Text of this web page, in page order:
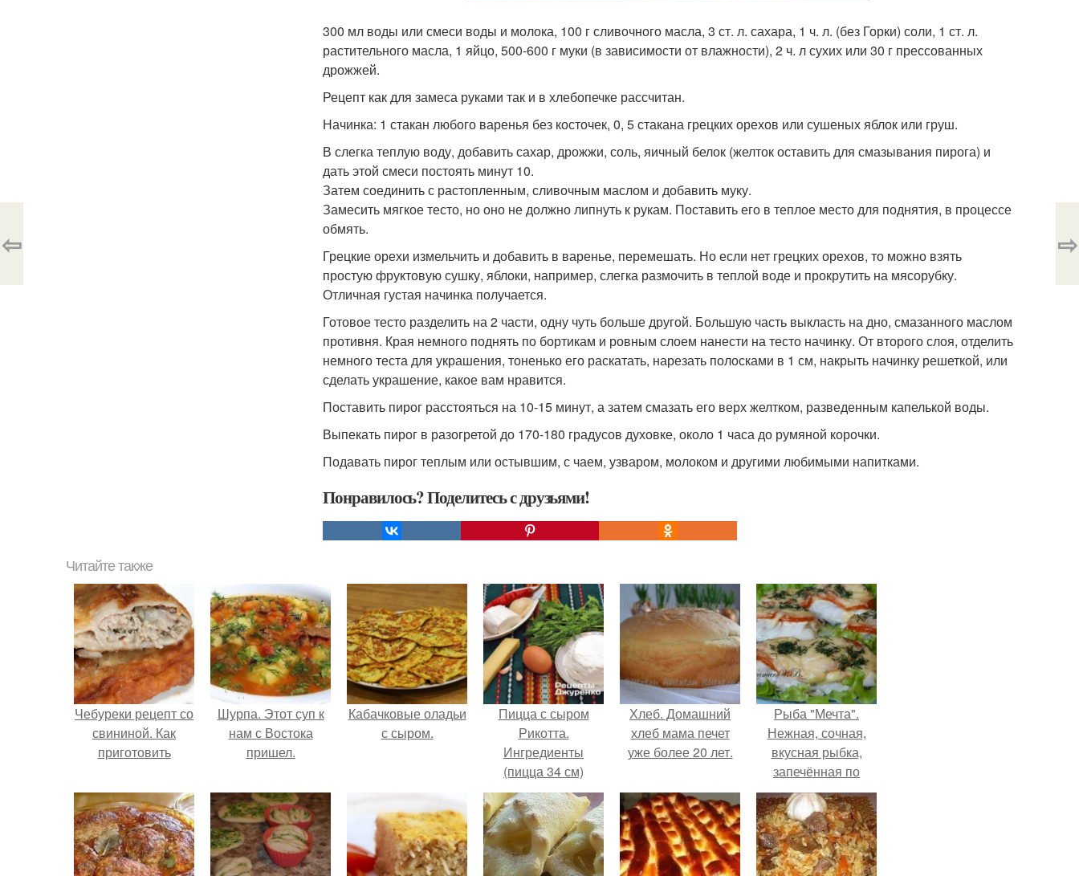
300 мл воды или смеси воды и молока, 100 г сливочного масла, 3 ст. л. сахара, 1 ч. л. (без Горки) соли, 1 ст. л.
растительного масла, 1 яйцо, 500-600 г муки (в зависимости от влажности), 2 ч. л сухих или 30 г прессованных
дрожжей.
Рецепт как для замеса руками так и в хлебопечке рассчитан.
Начинка: 1 стакан любого варенья без косточек, 0, 5 стакана грецких орехов или сушеных яблок или груш.
В слегка теплую воду, добавить сахар, дрожжи, соль, яичный белок (желток оставить для смазывания пирога) и
дать этой смеси постоять минут 10.
Затем соединить с растопленным, сливочным маслом и добавить муку.
Замесить мягкое тесто, но оно не должно липнуть к рукам. Поставить его в теплое место для поднятия, в процессе
обмять.
Грецкие орехи измельчить и добавить в варенье, перемешать. Но если нет грецких орехов, то можно взять
простую фруктовую сушку, яблоки, например, слегка размочить в теплой воде и прокрутить на мясорубку.
Отличная густая начинка получается.
Готовое тесто разделить на 2 части, одну чуть больше другой. Большую часть выкласть на дно, смазанного маслом
противня. Края немного поднять по бортикам и ровным слоем нанести на тесто начинку. От второго слоя, отделить
немного теста для украшения, тоненько его раскатать, нарезать полосками в 1 см, накрыть начинку решеткой, или
сделать украшение, какое вам нравится.
Поставить пирог расстояться на 10-15 минут, а затем смазать его верх желтком, разведенным капелькой воды.
Выпекать пирог в разогретой до 170-180 градусов духовке, около 1 часа до румяной корочки.
Подавать пирог теплым или остывшим, с чаем, узваром, молоком и другими любимыми напитками.
Понравилось? Поделитесь с друзьями!
⇦ ⇨
Читайте также
Чебуреки рецепт со
свининой. Как
приготовить
Шурпа. Этот суп к
нам с Востока
пришел.
Кабачковые оладьи
с сыром.
Пицца с сыром
Рикотта.
Ингредиенты
(пицца 34 см)
Хлеб. Домашний
хлеб мама печет
уже более 20 лет.
Рыба "Мечта".
Нежная, сочная,
вкусная рыбка,
запечённая по
этому рецепту,
полюбилась моей
семье.